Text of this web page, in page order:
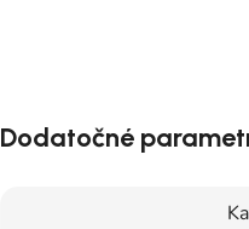
Dodatočné